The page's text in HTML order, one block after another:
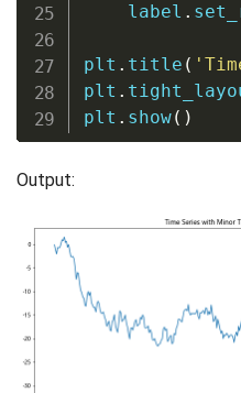
    label
.
plt . title (
plt .
plt . show( )
Output: